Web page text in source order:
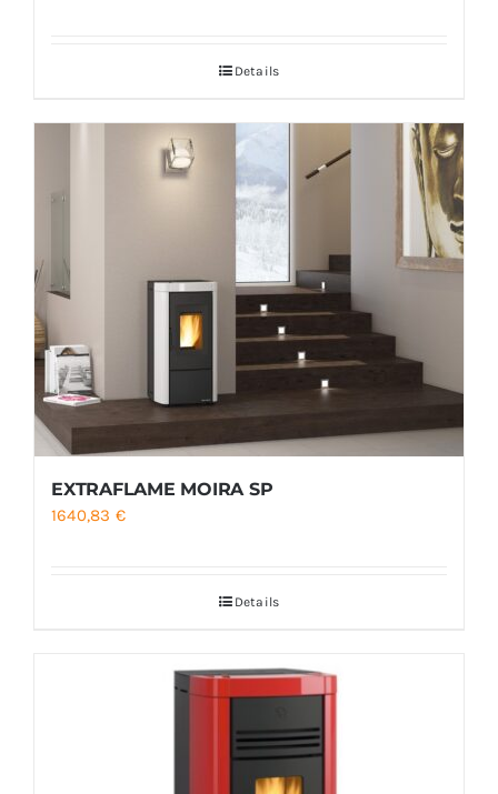
Details
EXTRAFLAME MOIRA SP
1640,83 €
Details